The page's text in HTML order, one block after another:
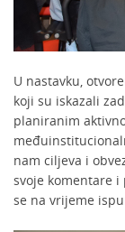
U nastavku,
koji su iskazali
planiranim
nam ciljeva i
svoje komentare
se na vrijeme